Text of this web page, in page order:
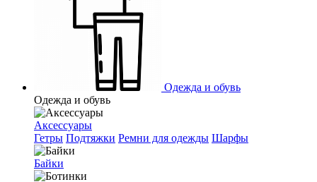
Одежда и обувь
Одежда и обувь
Аксессуары
Гетры Подтяжки Ремни для одежды Шарфы
Байки